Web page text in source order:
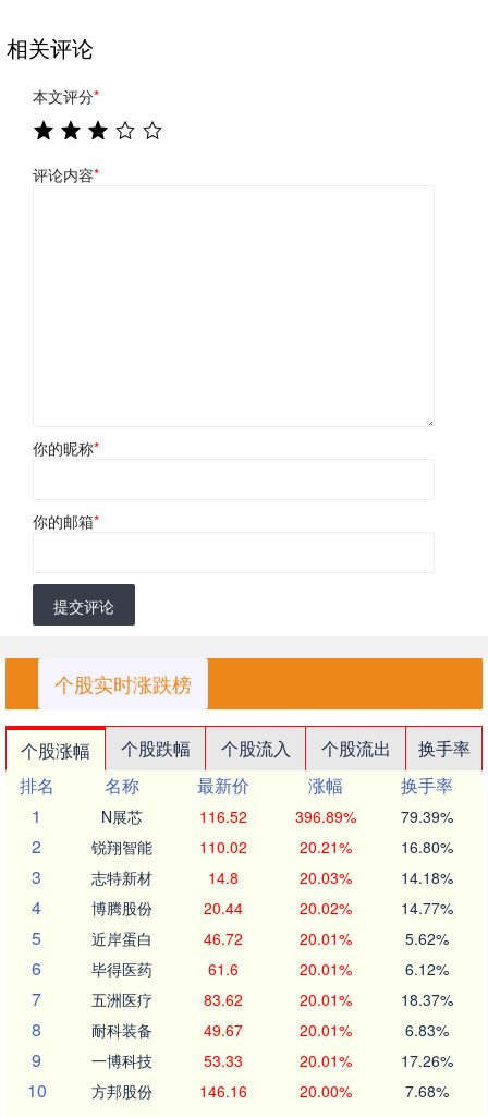
相关评论
本文评分*
评论内容*
你的昵称*
你的邮箱*
提交评论
个股实时涨跌榜
个股涨幅 个股跌幅 个股流入 个股流出
换手率
排名
名称 最新价 涨幅
换手率
1
N展芯 116.52 396.89% 79.39%
2 锐翔智能 110.02 20.21% 16.80%
3 志特新材 14.8 20.03% 14.18%
4 博腾股份 20.44 20.02% 14.77%
5 近岸蛋白 46.72 20.01% 5.62%
6 毕得医药 61.6 20.01% 6.12%
7 五洲医疗 83.62 20.01% 18.37%
8 耐科装备 49.67 20.01% 6.83%
9 一博科技 53.33 20.01% 17.26%
10 方邦股份 146.16 20.00% 7.68%